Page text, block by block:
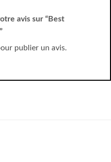
avis sur “Best
publier un avis.